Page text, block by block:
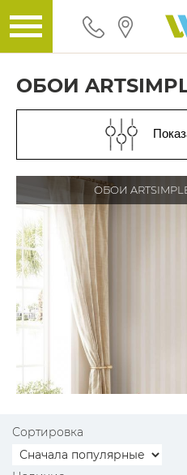
ОБОИ
ОБОИ
Сортировка